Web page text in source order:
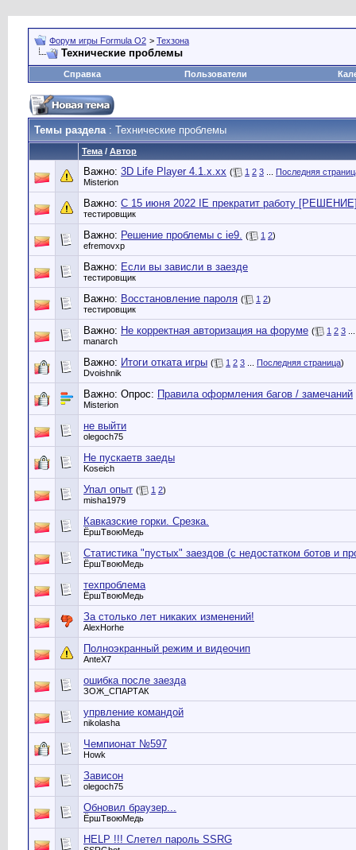
Форум игры Formula O2 > Техзона
Технические проблемы
Справка Пользователи
Темы раздела: Технические проблемы
Тема / Автор
Важно: 3D Life Player 4.1.x.xx ( 1 2 3
Последняя
Misterion
Важно: С 15 июня 2022 IE прекратит работу
тестировщик
Важно: Решение проблемы с ie9. ( 1 2)
efremovxp
Важно: Если вы зависли в заезде
тестировщик
Важно: Восстановление пароля ( 1 2)
тестировщик
Важно: Не корректная авторизация на форуме ( 1 2 3
manarch
Важно: Итоги отката игры ( 1 2 3 Последняя страница)
Dvoishnik
Важно: Опрос: Правила оформления багов / замечаний
Misterion
не выйти
olegoch75
Не пускаетв заеды
Koseich
Упал опыт ( 1 2)
misha1979
Кавказские горки. Срезка.
ЁршТвоюМедь
Статистика "пустых" заездов (с недостатком ботов и
ЁршТвоюМедь
техпроблема
ЁршТвоюМедь
За столько лет никаких изменений!
AlexHorhe
Полноэкранный режим и видеочип
AnteX7
ошибка после заезда
ЗОЖ_СПАРТАК
упрвление командой
nikolasha
Чемпионат №597
Howk
Зависон
olegoch75
Обновил браузер...
ЁршТвоюМедь
HELP !!! Слетел пароль SSRG